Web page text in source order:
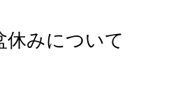
休みについて